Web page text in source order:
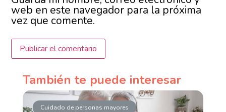
web en este navegador para la próxima
vez que comente.
También te puede interesar
Cuidado de personas mayores